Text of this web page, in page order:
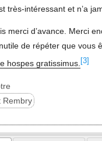
très-intéressant et n’a
merci d’avance. Merci
de répéter que vous
hospes gratissimus. [3]
Rembry